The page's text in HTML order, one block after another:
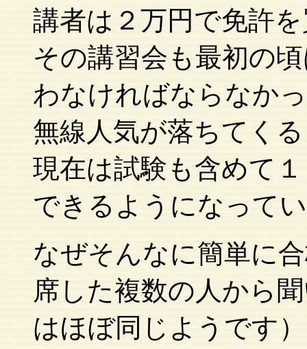
講者は２万円で免許
その講習会も最初の
わなければならなか
無線人気が落ちてく
現在は試験も含めて
できるようになって
なぜそんなに簡単に
席した複数の人から
はほぼ同じようです）